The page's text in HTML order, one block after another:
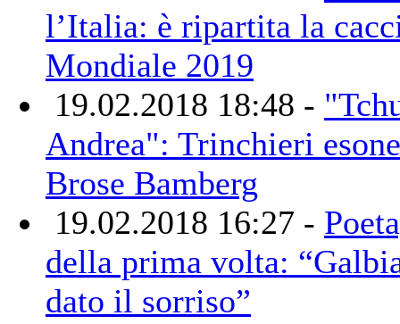
l’Italia: è ripartita la
Mondiale 2019
19.02.2018 18:48 -
Andrea": Trinchieri
Brose Bamberg
19.02.2018 16:27 -
della prima volta:
dato il sorriso”